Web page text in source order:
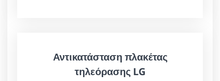
Αντικατάσταση πλακέτας
τηλεόρασης LG